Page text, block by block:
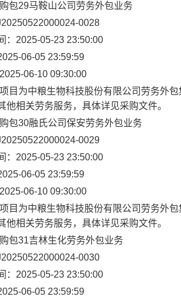
包29马鞍山公司劳务外包业务
0028
：2025-05-23 23:50:00
06-05 23:59:59
06-10 09:30:00
目为中粮生物科技股份有限公司劳务外
他相关劳务服务，具体详见采购文件。
包30融氏公司保安劳务外包业务
0029
：2025-05-23 23:50:00
06-05 23:59:59
06-10 09:30:00
目为中粮生物科技股份有限公司劳务外
他相关劳务服务，具体详见采购文件。
包31吉林生化劳务外包业务
0030
：2025-05-23 23:50:00
06-05 23:59:59